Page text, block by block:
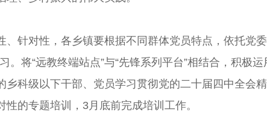
、针对性，各乡镇要根据不同群体党员特点，依托党
。将“远教终端站点”与“先锋系列平台”相结合，积极
乡科级以下干部、党员学习贯彻党的二十届四中全会
的专题培训，3月底前完成培训工作。